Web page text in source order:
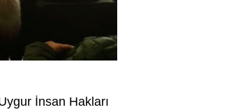
İnsan Hakları